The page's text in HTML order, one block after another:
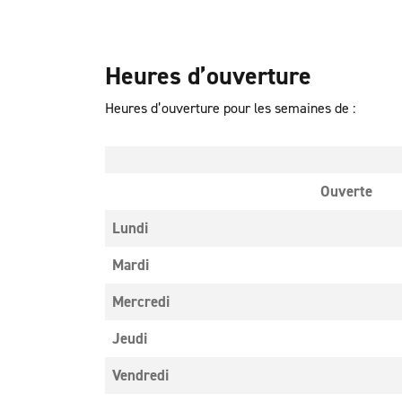
Heures d’ouverture
Heures d’ouverture pour les semaines de :
Ouverte
Lundi
Mardi
Mercredi
Jeudi
Vendredi